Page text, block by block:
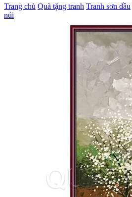
Trang chủ Quà tặng tranh Tranh sơn dầu
núi